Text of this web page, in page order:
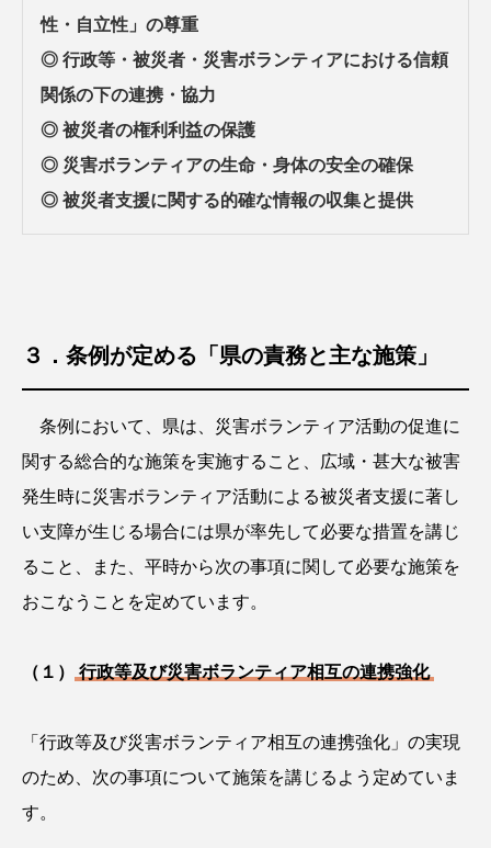
性・自立性」の尊重
◎ 行政等・被災者・災害ボランティアにおける信頼
関係の下の連携・協力
◎ 被災者の権利利益の保護
◎ 災害ボランティアの生命・身体の安全の確保
◎ 被災者支援に関する的確な情報の収集と提供
３．条例が定める「県の責務と主な施策」
条例において、県は、災害ボランティア活動の促進に
関する総合的な施策を実施すること、広域・甚大な被害
発生時に災害ボランティア活動による被災者支援に著し
い支障が生じる場合には県が率先して必要な措置を講じ
ること、また、平時から次の事項に関して必要な施策を
おこなうことを定めています。
（１） 行政等及び災害ボランティア相互の連携強化
「行政等及び災害ボランティア相互の連携強化」の実現
のため、次の事項について施策を講じるよう定めていま
す。